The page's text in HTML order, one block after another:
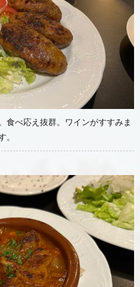
食べ応え抜群。ワインがすすみま
。